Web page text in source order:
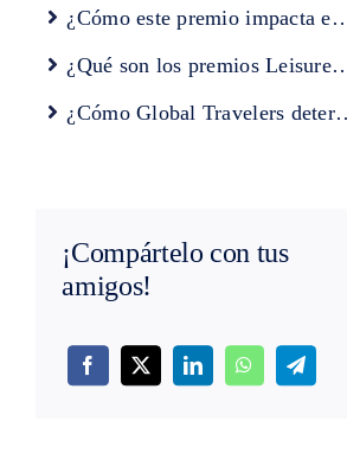
¿Cómo este premio impacta el sector inmobiliario?
¿Qué son los premios Leisure Lifestyle Awards?
¿Cómo Global Travelers determina los ganadores?
¡Compártelo con tus
amigos!